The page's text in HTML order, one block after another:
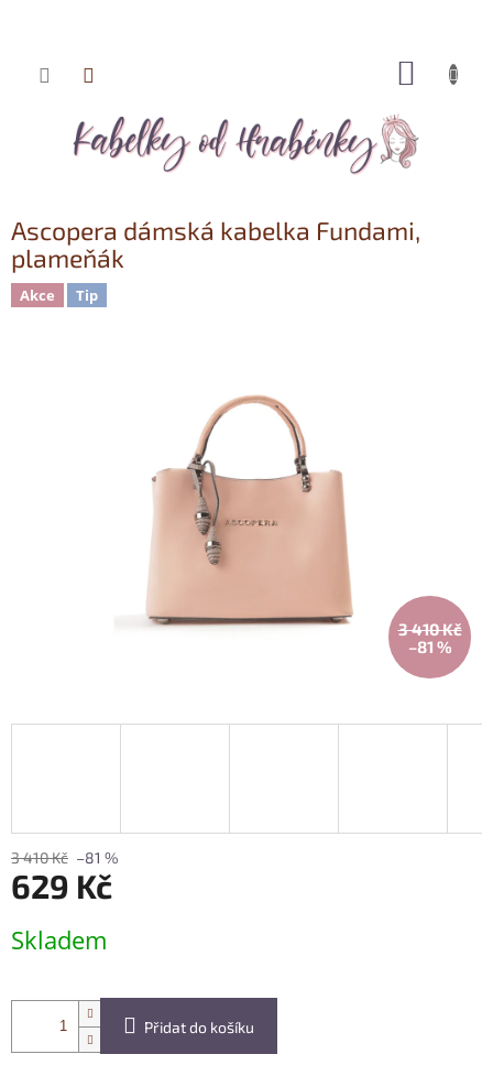
Přejít
Ascopera dámská kabelka Fundami,
plameňák
Akce Tip
3 410 Kč
–81 %
3 410 Kč –81 %
629 Kč
cena:
Skladem
Přidat do košíku